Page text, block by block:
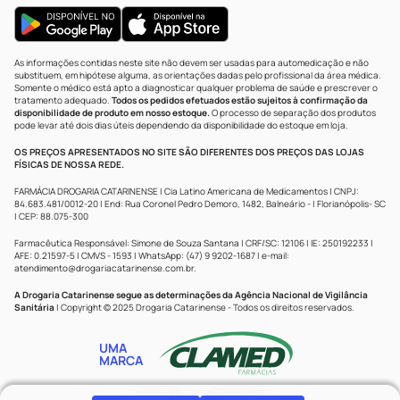
As informações contidas neste site não devem ser usadas para automedicação e não
substituem, em hipótese alguma, as orientações dadas pelo profissional da área médica.
Somente o médico está apto a diagnosticar qualquer problema de saúde e prescrever o
tratamento adequado. Todos os pedidos efetuados estão sujeitos à confirmação da
disponibilidade de produto em nosso estoque.O processo de separação dos produtos
pode levar até dois dias úteis dependendo da disponibilidade do estoque em loja.
OS PREÇOS APRESENTADOS NO SITE SÃO DIFERENTES DOS PREÇOS DAS LOJAS
FÍSICAS DE NOSSA REDE.
FARMÁCIA DROGARIA CATARINENSE | Cia Latino Americana de Medicamentos | CNPJ:
84.683.481/0012-20 | End: Rua Coronel Pedro Demoro, 1482, Balneário - | Florianópolis- SC
| CEP: 88.075-300
Farmacêutica Responsável: Simone de Souza Santana | CRF/SC: 12106 | IE: 250192233 |
AFE: 0.21597-5 | CMVS - 1593 | WhatsApp: (47) 9 9202-1687 | e-mail:
atendimento@drogariacatarinense.com.br.
A Drogaria Catarinense segue as determinações da Agência Nacional de Vigilância
Sanitária | Copyright © 2025 Drogaria Catarinense - Todos os direitos reservados.
UMA
MARCA
Powered by Developed by